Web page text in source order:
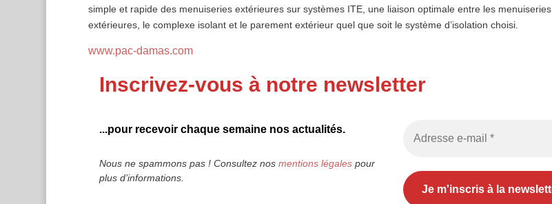
simple et rapide des menuiseries extérieures sur systèmes ITE, une liaison optimale entre les menuiseries
extérieures, le complexe isolant et le parement extérieur quel que soit le système d’isolation choisi.
www.pac-damas.com
Inscrivez-vous à notre newsletter
...pour recevoir chaque semaine nos actualités.
Nous ne spammons pas ! Consultez nos mentions légalespour
plus d’informations.